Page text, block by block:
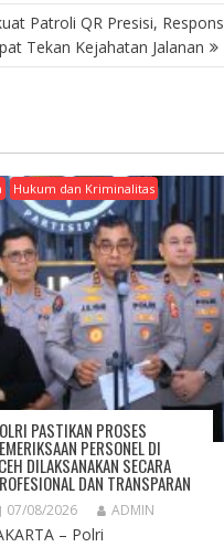
Patroli QR Presisi, Respons
Tekan Kejahatan Jalanan
Hukum dan Kriminalitas
PASTIKAN PROSES
PERSONEL DI
DILAKSANAKAN SECARA
DAN TRANSPARAN
07/08/2026 ADMIN
– Polri